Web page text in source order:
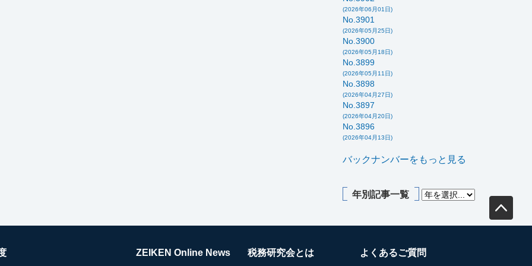
(2026年06月01日)
No.3901
(2026年05月25日)
No.3900
(2026年05月18日)
No.3899
(2026年05月11日)
No.3898
(2026年04月27日)
No.3897
(2026年04月20日)
No.3896
(2026年04月13日)
バックナンバーをもっと見る
年別記事一覧
ZEIKEN Online News 税務研究会とは よくあるご質問